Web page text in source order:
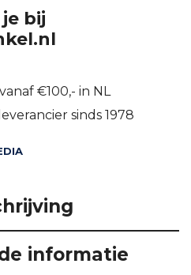
bij
€100,- in NL
sinds 1978
informatie